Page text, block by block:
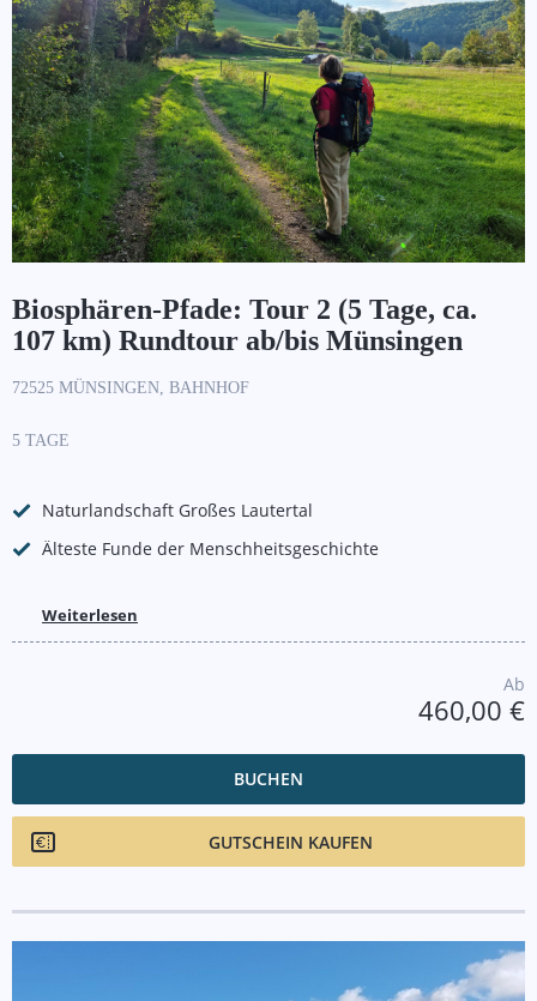
Biosphären-Pfade: Tour 2 (5 Tage, ca.
107 km) Rundtour ab/bis Münsingen
72525 MÜNSINGEN, BAHNHOF
5 TAGE
Naturlandschaft Großes Lautertal
Älteste Funde der Menschheitsgeschichte
Weiterlesen
Ab
460,00 €
BUCHEN
GUTSCHEIN KAUFEN